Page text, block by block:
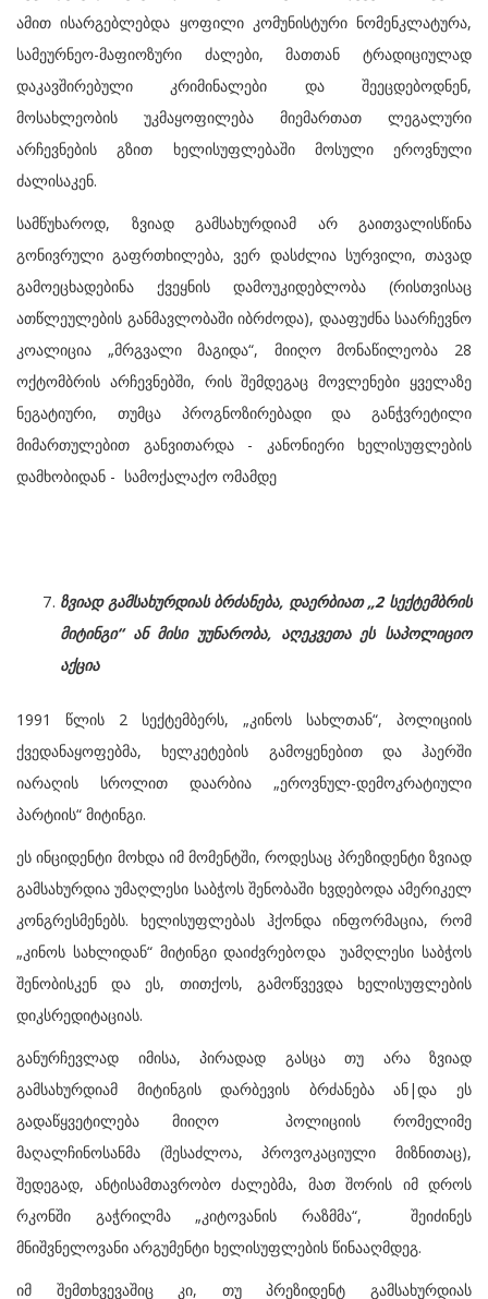
ამით ისარგებლებდა ყოფილი კომუნისტური ნომენკლატურა,
სამეურნეო-მაფიოზური ძალები, მათთან ტრადიციულად
დაკავშირებული კრიმინალები და შეეცდებოდნენ,
მოსახლეობის უკმაყოფილება მიემართათ ლეგალური
არჩევნების გზით ხელისუფლებაში მოსული ეროვნული
ძალისაკენ.
სამწუხაროდ, ზვიად გამსახურდიამ არ გაითვალისწინა
გონივრული გაფრთხილება, ვერ დასძლია სურვილი, თავად
გამოეცხადებინა ქვეყნის დამოუკიდებლობა (რისთვისაც
ათწლეულების განმავლობაში იბრძოდა), დააფუძნა საარჩევნო
კოალიცია „მრგვალი მაგიდა“, მიიღო მონაწილეობა 28
ოქტომბრის არჩევნებში, რის შემდეგაც მოვლენები ყველაზე
ნეგატიური, თუმცა პროგნოზირებადი და განჭვრეტილი
მიმართულებით განვითარდა - კანონიერი ხელისუფლების
დამხობიდან - სამოქალაქო ომამდე
ზვიად გამსახურდიას ბრძანება, დაერბიათ „2 სექტემბრის
მიტინგი“ ან მისი უუნარობა, აღეკვეთა ეს საპოლიციო
აქცია
1991 წლის 2 სექტემბერს, „კინოს სახლთან“, პოლიციის
ქვედანაყოფებმა, ხელკეტების გამოყენებით და ჰაერში
იარაღის სროლით დაარბია „ეროვნულ-დემოკრატიული
პარტიის“ მიტინგი.
ეს ინციდენტი მოხდა იმ მომენტში, როდესაც პრეზიდენტი ზვიად
გამსახურდია უმაღლესი საბჭოს შენობაში ხვდებოდა ამერიკელ
კონგრესმენებს. ხელისუფლებას ჰქონდა ინფორმაცია, რომ
„კინოს სახლიდან“ მიტინგი დაიძვრებოდა უამღლესი საბჭოს
შენობისკენ და ეს, თითქოს, გამოწვევდა ხელისუფლების
დიკსრედიტაციას.
განურჩევლად იმისა, პირადად გასცა თუ არა ზვიად
გამსახურდიამ მიტინგის დარბევის ბრძანება ან|და ეს
გადაწყვეტილება მიიღო პოლიციის რომელიმე
მაღალჩინოსანმა (შესაძლოა, პროვოკაციული მიზნითაც),
შედეგად, ანტისამთავრობო ძალებმა, მათ შორის იმ დროს
რკონში გაჭრილმა „კიტოვანის რაზმმა“, შეიძინეს
მნიშვნელოვანი არგუმენტი ხელისუფლების წინააღმდეგ.
იმ შემთხვევაშიც კი, თუ პრეზიდენტ გამსახურდიას